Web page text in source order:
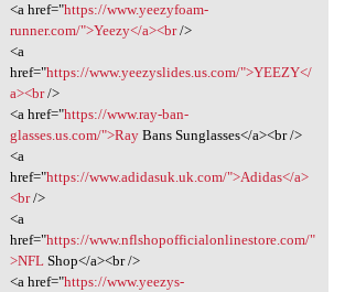
<a href="https://www.yeezyfoam-
runner.com/">Yeezy</a><br/>
<a
href="https://www.yeezyslides.us.com/">YEEZY</
a><br/>
<a href="https://www.ray-ban-
glasses.us.com/">RayBans Sunglasses</a><br />
<a
href="https://www.adidasuk.uk.com/">Adidas</a>
<br/>
<a
href="https://www.nflshopofficialonlinestore.com/"
>NFLShop</a><br />
<a href="https://www.yeezys-